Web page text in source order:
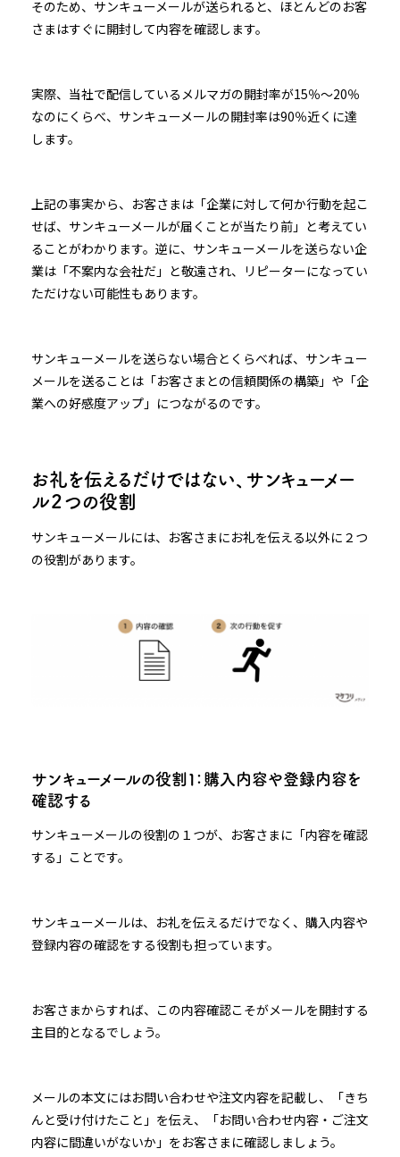
そのため、サンキューメールが送られると、ほとんどのお客
さまはすぐに開封して内容を確認します。
実際、当社で配信しているメルマガの開封率が15％〜20％
なのにくらべ、サンキューメールの開封率は90％近くに達
します。
上記の事実から、お客さまは「企業に対して何か行動を起こ
せば、サンキューメールが届くことが当たり前」と考えてい
ることがわかります。逆に、サンキューメールを送らない企
業は「不案内な会社だ」と敬遠され、リピーターになってい
ただけない可能性もあります。
サンキューメールを送らない場合とくらべれば、サンキュー
メールを送ることは「お客さまとの信頼関係の構築」や「企
業への好感度アップ」につながるのです。
お礼を伝えるだけではない、サンキューメー
ル２つの役割
サンキューメールには、お客さまにお礼を伝える以外に２つ
の役割があります。
サンキューメールの役割１：購入内容や登録内容を
確認する
サンキューメールの役割の１つが、お客さまに「内容を確認
する」ことです。
サンキューメールは、お礼を伝えるだけでなく、購入内容や
登録内容の確認をする役割も担っています。
お客さまからすれば、この内容確認こそがメールを開封する
主目的となるでしょう。
メールの本文にはお問い合わせや注文内容を記載し、「きち
んと受け付けたこと」を伝え、「お問い合わせ内容・ご注文
内容に間違いがないか」をお客さまに確認しましょう。